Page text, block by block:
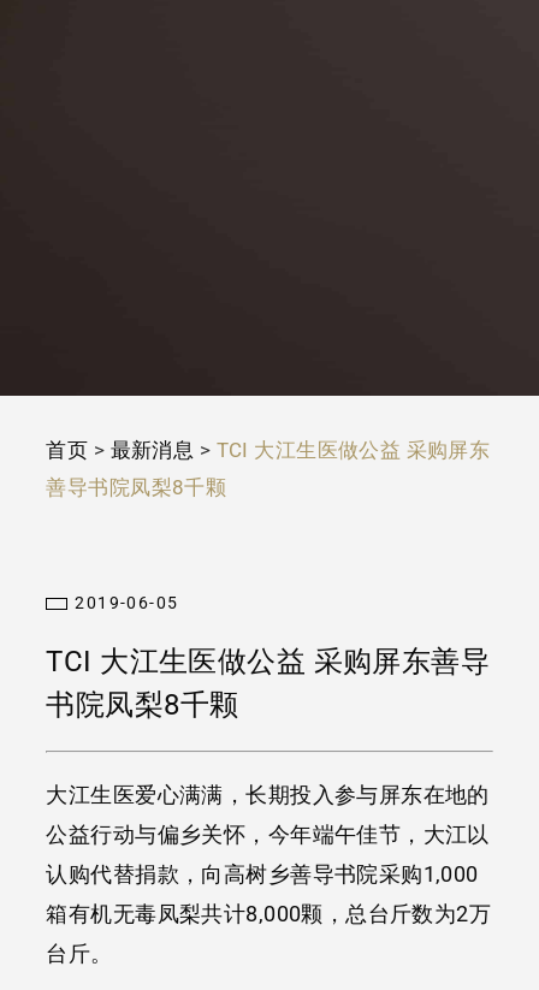
首页 > 最新消息 > TCI 大江生医做公益 采购屏东
善导书院凤梨8千颗
2019-06-05
TCI 大江生医做公益 采购屏东善导
书院凤梨8千颗
大江生医爱心满满，长期投入参与屏东在地的
公益行动与偏乡关怀，今年端午佳节，大江以
认购代替捐款，向高树乡善导书院采购1,000
箱有机无毒凤梨共计8,000颗，总台斤数为2万
台斤。